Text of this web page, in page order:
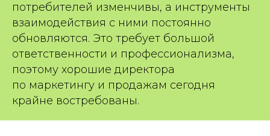
потребителей изменчивы, а инструменты
взаимодействия с ними постоянно
обновляются. Это требует большой
ответственности и профессионализма,
поэтому хорошие директора
по маркетингу и продажам сегодня
крайне востребованы.